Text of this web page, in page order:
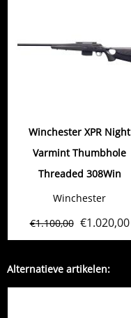
Winchester XPR Night
Varmint Thumbhole
Threaded 308Win
Winchester
€1.100,00 €1.020,00
Alternatieve artikelen: